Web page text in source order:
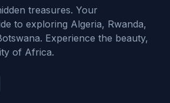
treasures. Your
to exploring Algeria, Rwanda,
Experience the beauty,
of Africa.